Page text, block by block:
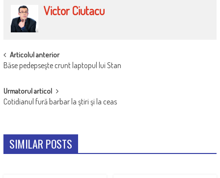
Victor Ciutacu
POST
NAVIGATION
Articolul anterior
Băse pedepseşte crunt laptopul lui Stan
Urmatorul articol
Cotidianul fură barbar la ştiri şi la ceas
SIMILAR POSTS